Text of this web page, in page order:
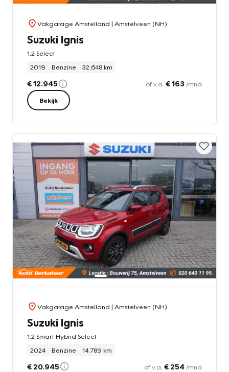
Vakgarage Amstelland | Amstelveen (NH)
Suzuki Ignis
1.2 Select
2019
Benzine 32.648 km
€ 12.945 of v.a. € 163 /mnd
Bekijk
Vakgarage Amstelland | Amstelveen (NH)
Suzuki Ignis
1.2 Smart Hybrid Select
2024
Benzine 14.789 km
€ 20.945 of v.a. € 254 /mnd